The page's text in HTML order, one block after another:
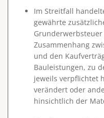
Im Streitfall
gewährte
Zusammenhang
und den
Bauleistungen, zu
jeweils verpflichtet
verändert oder
hinsichtlich der